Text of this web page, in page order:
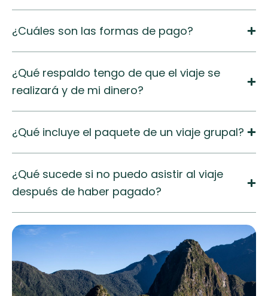
¿Cuáles son las formas de pago?
¿Qué respaldo tengo de que el viaje se
realizará y de mi dinero?
¿Qué incluye el paquete de un viaje grupal?
¿Qué sucede si no puedo asistir al viaje
después de haber pagado?